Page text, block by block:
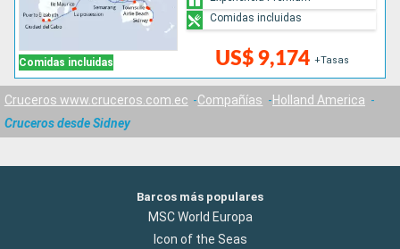
Comidas incluidas US$ 9,174 +Tasas
Comidas incluidas
Cruceros www.cruceros.com.ec Compañías
Holland America
Cruceros desde Sidney
Barcos más populares
MSC World Europa
Icon of the Seas